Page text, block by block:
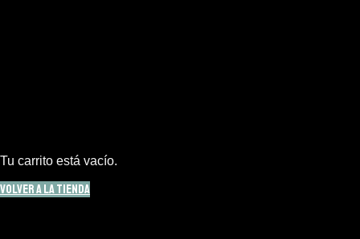
Tu carrito está vacío.
Volver a la tienda